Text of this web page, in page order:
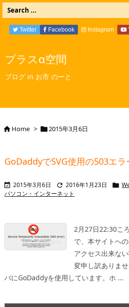
プラスα空間
ブログ in お市 のーと
Twitter Facebook Instagram
Home > 2015年3月6日
GoDaddyでSVG使用の503エ
 2015年3月6日  2016年1月23日 
パソコン・インターネット
2月27日22:30こ
で、本サイトへ
アクセス出来な
変申し訳ありませ
バにGoDaddyを使用しています。 ホ ...